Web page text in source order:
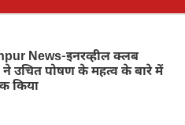
News-इनरव्हील क्लब
ने उचित पोषण के महत्व के बारे में
किया